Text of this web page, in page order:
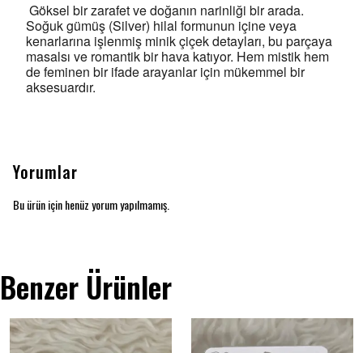
Göksel bir zarafet ve doğanın narinliği bir arada.
Soğuk gümüş (Silver) hilal formunun içine veya
kenarlarına işlenmiş minik çiçek detayları, bu parçaya
masalsı ve romantik bir hava katıyor. Hem mistik hem
de feminen bir ifade arayanlar için mükemmel bir
aksesuardır.
Yorumlar
Bu ürün için henüz yorum yapılmamış.
Benzer Ürünler